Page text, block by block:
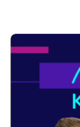
speciālizlaidumā
Vitkovskis un